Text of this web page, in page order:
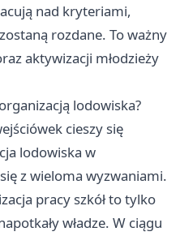
nad kryteriami,
rozdane. To ważny
aktywizacji młodzieży
lodowiska?
cieszy się
lodowiska w
z wieloma wyzwaniami.
pracy szkół to tylko
władze. W ciągu